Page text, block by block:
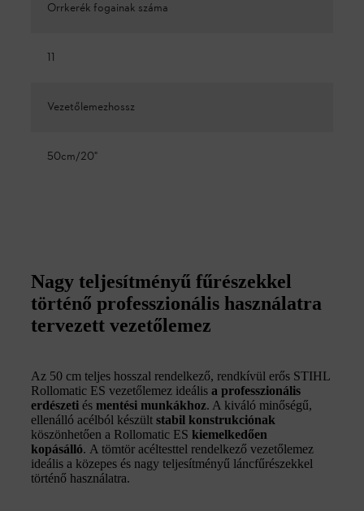
Orrkerék fogainak száma
11
Vezetőlemezhossz
50cm/20"
Nagy teljesítményű fűrészekkel
történő professzionális használatra
tervezett vezetőlemez
Az 50 cm teljes hosszal rendelkező, rendkívül erős STIHL
Rollomatic ES vezetőlemez ideális a professzionális
erdészeti és mentési munkákhoz. A kiváló minőségű,
ellenálló acélból készült stabil konstrukciónak
köszönhetően a Rollomatic ES kiemelkedően
kopásálló. A tömtör acéltesttel rendelkező vezetőlemez
ideális a közepes és nagy teljesítményű láncfűrészekkel
történő használatra.